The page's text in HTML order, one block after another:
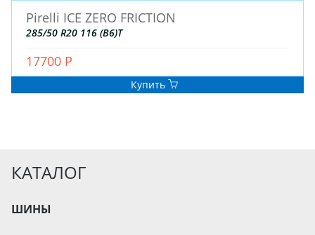
Pirelli ICE ZERO FRICTION
285/50 R20 116 (B6)T
17700 Р
Купить
КАТАЛОГ
ШИНЫ